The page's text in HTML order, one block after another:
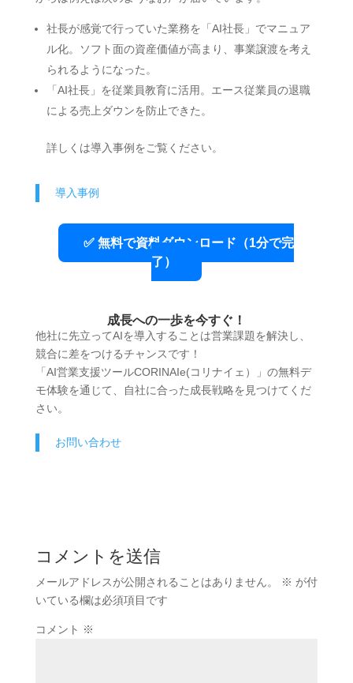
社長が感覚で行っていた業務を「AI社長」でマニュア
ル化。ソフト面の資産価値が高まり、事業譲渡を考え
られるようになった。
「AI社長」を従業員教育に活用。エース従業員の退職
による売上ダウンを防止できた。
詳しくは導入事例をご覧ください。
導入事例
✅ 無料で資料ダウンロード（1分で完
了）
成長への一歩を今すぐ！
他社に先立ってAIを導入することは営業課題を解決し、
競合に差をつけるチャンスです！
「AI営業支援ツールCORINAIe(コリナイェ）」の無料デ
モ体験を通じて、自社に合った成長戦略を見つけてくだ
さい。
お問い合わせ
コメントを送信
メールアドレスが公開されることはありません。 ※ が付
いている欄は必須項目です
コメント ※